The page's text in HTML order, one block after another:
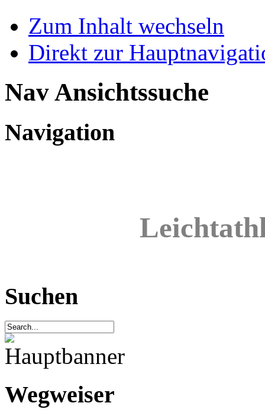
Zum Inhalt wechseln
Direkt zur
Nav Ansichtssuche
Navigation
Suchen
Wegweiser